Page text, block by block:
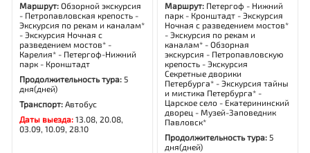
Маршрут:Обзорной экскурсия
- Петропавловская крепость -
Экскурсия по рекам и каналам*
- Экскурсия Ночная с
разведением мостов* -
Карелия* - Петергоф-Нижний
парк - Кронштадт
Продолжительность тура: 5
дня(дней)
Транспорт:Автобус
Даты выезда:13.08, 20.08,
03.09, 10.09, 28.10
Маршрут: Петергоф - Нижний
парк - Кронштадт - Экскурсия
Ночная с разведением мостов*
- Экскурсия по рекам и
каналам* - Обзорная
экскурсия - Петропавловскую
крепость - Экскурсия
Секретные дворики
Петербурга* - Экскурсия тайны
и мистика Петербурга* -
Царское село - Екатерининский
дворец - Музей-Заповедник
Павловск*
Продолжительность тура: 5
дня(дней)